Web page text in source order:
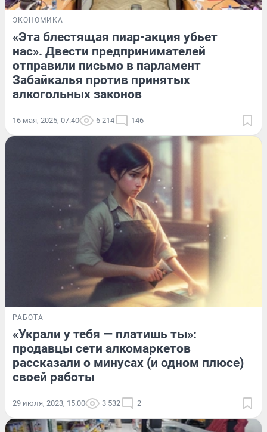
ЭКОНОМИКА
«Эта блестящая пиар-акция убьет
нас». Двести предпринимателей
отправили письмо в парламент
Забайкалья против принятых
алкогольных законов
16 мая, 2025, 07:40 6 214 146
РАБОТА
«Украли у тебя — платишь ты»:
продавцы сети алкомаркетов
рассказали о минусах (и одном плюсе)
своей работы
29 июля, 2023, 15:00 3 532 2